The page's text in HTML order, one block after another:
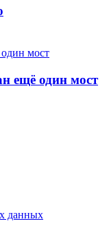
ещё один мост
данных